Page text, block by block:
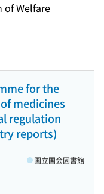
Welfare
for the
medicines
regulation
reports)
国立国会図書館